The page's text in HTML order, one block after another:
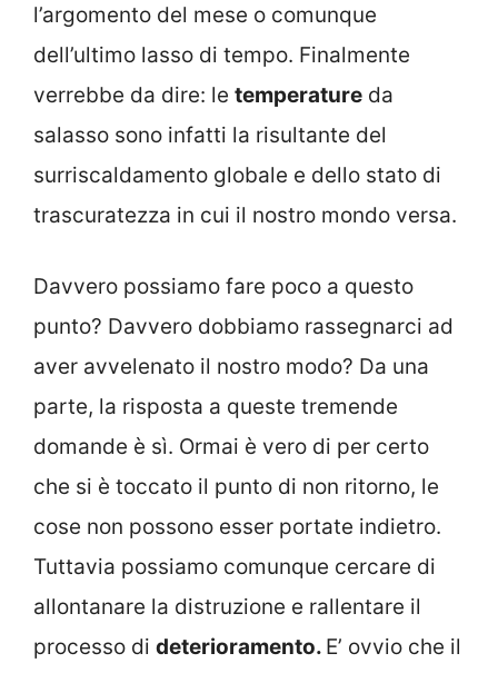
l’argomento del mese o comunque
dell’ultimo lasso di tempo. Finalmente
verrebbe da dire: le temperature da
salasso sono infatti la risultante del
surriscaldamento globale e dello stato di
trascuratezza in cui il nostro mondo versa.
Davvero possiamo fare poco a questo
punto? Davvero dobbiamo rassegnarci ad
aver avvelenato il nostro modo? Da una
parte, la risposta a queste tremende
domande è sì. Ormai è vero di per certo
che si è toccato il punto di non ritorno, le
cose non possono esser portate indietro.
Tuttavia possiamo comunque cercare di
allontanare la distruzione e rallentare il
processo di deterioramento. E’ ovvio che il